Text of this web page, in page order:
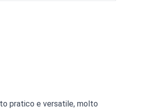
pratico e versatile, molto